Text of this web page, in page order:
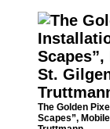
The Golden
Scapes”,